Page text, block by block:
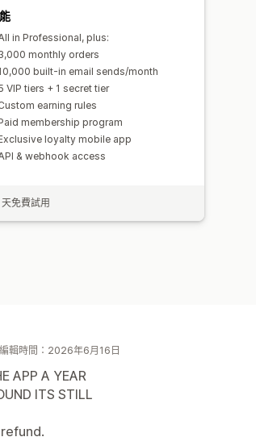
in Professional, plus:
monthly orders
built-in email sends/month
VIP tiers + 1 secret tier
earning rules
membership program
loyalty mobile app
& webhook access
免費試用
編輯時間：2026年6月16日
APP A YEAR
ITS STILL